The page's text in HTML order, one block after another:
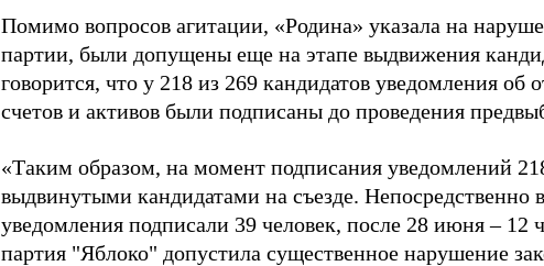
Помимо вопросов агитации, «Родина» указала на
партии, были допущены еще на этапе выдвижения
говорится, что у 218 из 269 кандидатов уведомления об
счетов и активов были подписаны до проведения
«Таким образом, на момент подписания уведомлений
выдвинутыми кандидатами на съезде. Непосредственно
уведомления подписали 39 человек, после 28 июня – 12
партия "Яблоко" допустила существенное нарушение